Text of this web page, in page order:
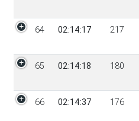
64 02:14:17 217
65 02:14:18 180
66 02:14:37 176